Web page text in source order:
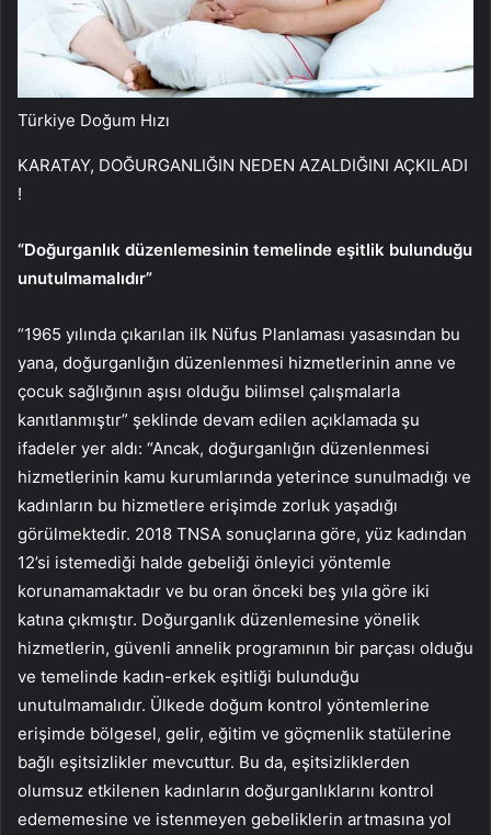
Türkiye Doğum Hızı
KARATAY, DOĞURGANLIĞIN NEDEN AZALDIĞINI AÇKILADI
!
“Doğurganlık düzenlemesinin temelinde eşitlik bulunduğu
unutulmamalıdır”
“1965 yılında çıkarılan ilk Nüfus Planlaması yasasından bu
yana, doğurganlığın düzenlenmesi hizmetlerinin anne ve
çocuk sağlığının aşısı olduğu bilimsel çalışmalarla
kanıtlanmıştır” şeklinde devam edilen açıklamada şu
ifadeler yer aldı: “Ancak, doğurganlığın düzenlenmesi
hizmetlerinin kamu kurumlarında yeterince sunulmadığı ve
kadınların bu hizmetlere erişimde zorluk yaşadığı
görülmektedir. 2018 TNSA sonuçlarına göre, yüz kadından
12’si istemediği halde gebeliği önleyici yöntemle
korunamamaktadır ve bu oran önceki beş yıla göre iki
katına çıkmıştır. Doğurganlık düzenlemesine yönelik
hizmetlerin, güvenli annelik programının bir parçası olduğu
ve temelinde kadın-erkek eşitliği bulunduğu
unutulmamalıdır. Ülkede doğum kontrol yöntemlerine
erişimde bölgesel, gelir, eğitim ve göçmenlik statülerine
bağlı eşitsizlikler mevcuttur. Bu da, eşitsizliklerden
olumsuz etkilenen kadınların doğurganlıklarını kontrol
edememesine ve istenmeyen gebeliklerin artmasına yol